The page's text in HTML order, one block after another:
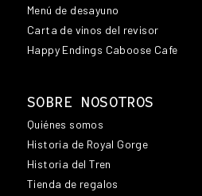
Menú de desayuno
Carta de vinos del revisor
Happy Endings Caboose Cafe
SOBRE NOSOTROS
Quiénes somos
Historia de Royal Gorge
Historia del Tren
Tienda de regalos